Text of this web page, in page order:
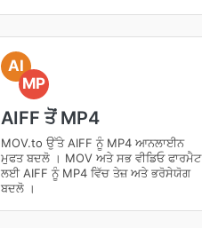
AI
MP
AIFF ਤੋਂ MP4
MOV.to ਉੱਤੇ AIFF ਨੂੰ MP4 ਆਨਲਾਈਨ
ਮੁਫਤ ਬਦਲੋ । MOV ਅਤੇ ਸਭ ਵੀਡਿਓ ਫਾਰਮੈਟ
ਲਈ AIFF ਨੂੰ MP4 ਵਿੱਚ ਤੇਜ਼ ਅਤੇ ਭਰੋਸੇਯੋਗ
ਬਦਲੋ ।